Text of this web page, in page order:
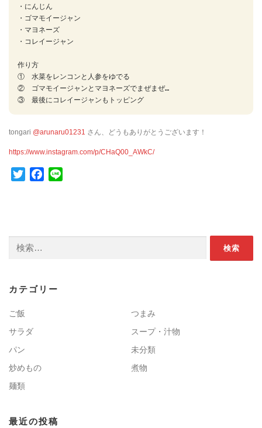
・にんじん
・ゴマモイージャン
・マヨネーズ
・コレイージャン
作り方
①　水菜をレンコンと人参をゆでる
②　ゴマモイージャンとマヨネーズでまぜまぜ…
③　最後にコレイージャンもトッピング
tongari @arunaru01231 さん、どうもありがとうございます！
https://www.instagram.com/p/CHaQ00_AWkC/
TwitterFacebook
カテゴリー
ご飯
つまみ
サラダ
スープ・汁物
パン
未分類
炒めもの
煮物
麺類
最近の投稿